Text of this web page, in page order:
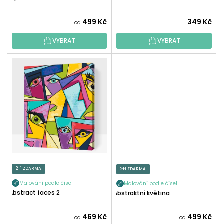
od 499 Kč
VYBRAT
349 Kč
VYBRAT
2+1 ZDARMA
Malování podle čísel
Abstract faces 2
od 469 Kč
2+1 ZDARMA
Malování podle čísel
Abstraktní květina
od 499 Kč